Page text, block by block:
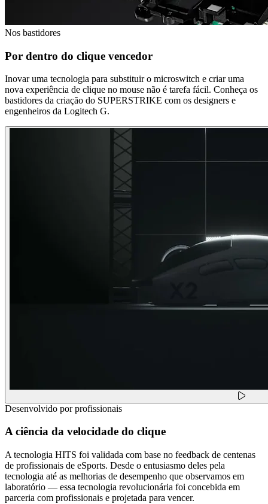
Nos bastidores
Por dentro do clique vencedor
Inovar uma tecnologia para substituir o microswitch e criar uma
nova experiência de clique no mouse não é tarefa fácil. Conheça os
bastidores da criação do SUPERSTRIKE com os designers e
engenheiros da Logitech G.
Desenvolvido por profissionais
A ciência da velocidade do clique
A tecnologia HITS foi validada com base no feedback de centenas
de profissionais de eSports. Desde o entusiasmo deles pela
tecnologia até as melhorias de desempenho que observamos em
laboratório — essa tecnologia revolucionária foi concebida em
parceria com profissionais e projetada para vencer.